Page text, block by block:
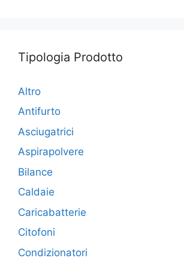
Tipologia Prodotto
Altro
Antifurto
Asciugatrici
Aspirapolvere
Bilance
Caldaie
Caricabatterie
Citofoni
Condizionatori